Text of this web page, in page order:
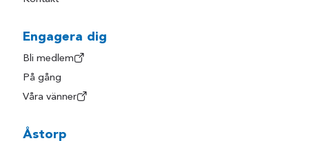
Engagera dig
Bli medlem
På gång
Våra vänner
Åstorp